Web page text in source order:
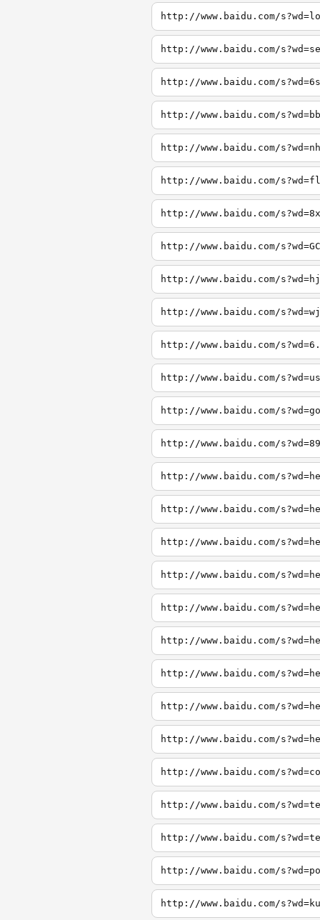
http://www.baidu.com/
http://www.baidu.com/
http://www.baidu.com/
http://www.baidu.com/
http://www.baidu.com/
http://www.baidu.com/
http://www.baidu.com/
http://www.baidu.com/
http://www.baidu.com/
http://www.baidu.com/
http://www.baidu.com/
http://www.baidu.com/
http://www.baidu.com/
http://www.baidu.com/
http://www.baidu.com/
http://www.baidu.com/
http://www.baidu.com/
http://www.baidu.com/
http://www.baidu.com/
http://www.baidu.com/
http://www.baidu.com/
http://www.baidu.com/
http://www.baidu.com/
http://www.baidu.com/
http://www.baidu.com/
http://www.baidu.com/
http://www.baidu.com/
http://www.baidu.com/